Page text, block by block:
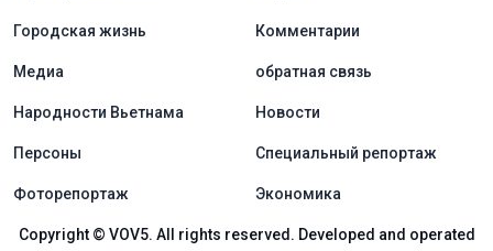
Городская жизнь Комментарии
Медиа обратная связь
Народности Вьетнама Новости
Персоны Специальный репортаж
Фоторепортаж Экономика
Copyright © VOV5. All rights reserved. Developed and operated